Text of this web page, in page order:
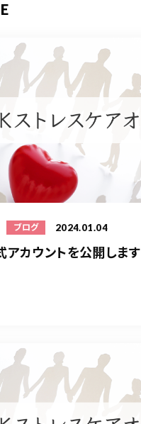
ブログ 2024.01.04
カウントを公開します